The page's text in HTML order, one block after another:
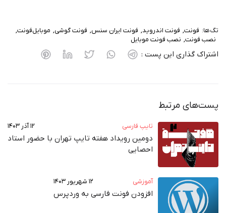
تگ‌ها: فونت فونت اندروید فونت ایران سنس فونت گوشی موبایل‌فونت
نصب فونت نصب فونت موبایل
اشتراک گذاری این پست :
پست‌های مرتبط
تایپ فارسی ۱۲ آذر ۱۴۰۳
دومین رویداد هفته‌ تایپ تهران با حضور استاد
احصایی
آموزشی ۱۲ شهریور ۱۴۰۳
افزودن فونت فارسی به وردپرس